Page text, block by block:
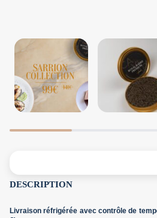
DESCRIPTION
Livraison réfrigérée avec contrôle de